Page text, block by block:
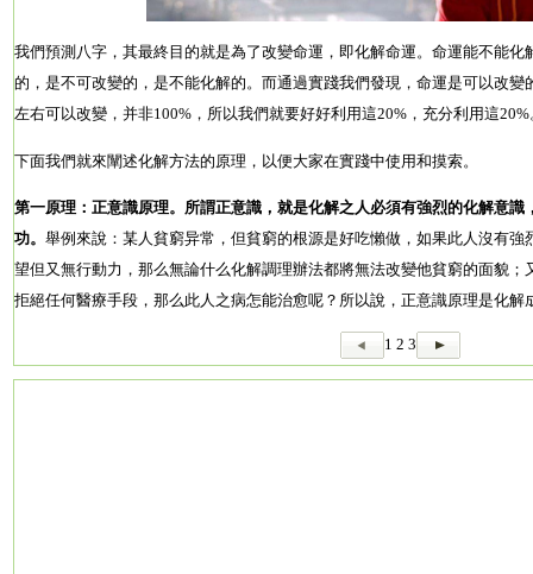
我們預測八字，其最終目的就是為了改變命運，即化解命運。命運能不能
的，是不可改變的，是不能化解的。而通過實踐我們發現，命運是可以改變
左右可以改變，并非100%，所以我們就要好好利用這20%，充分利用這20%
下面我們就來闡述化解方法的原理，以便大家在實踐中使用和摸索。
第一原理：正意識原理。 所謂正意識，就是化解之人必須有強烈的化解意
功。 舉例來說：某人貧窮异常，但貧窮的根源是好吃懶做，如果此人沒有強
望但又無行動力，那么無論什么化解調理辦法都將無法改變他貧窮的面貌
拒絕任何醫療手段，那么此人之病怎能治愈呢？所以說，正意識原理是化解
1 2 3